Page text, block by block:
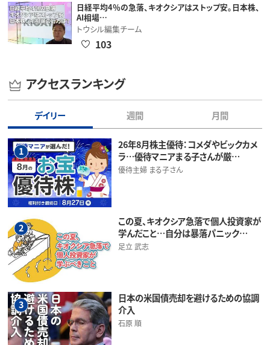
日経平均4％の急落、キオクシアはストップ安。日本株、
AI相場…
トウシル編集チーム
103
アクセスランキング
デイリー 週間 月間
1
26年8月株主優待：コメダやビックカメ
ラ…優待マニアまる子さんが厳…
優待主婦 まる子さん
2
この夏、キオクシア急落で個人投資家が
学んだこと…自分は暴落パニック…
足立 武志
3
日本の米国債売却を避けるための協調
介入
石原 順